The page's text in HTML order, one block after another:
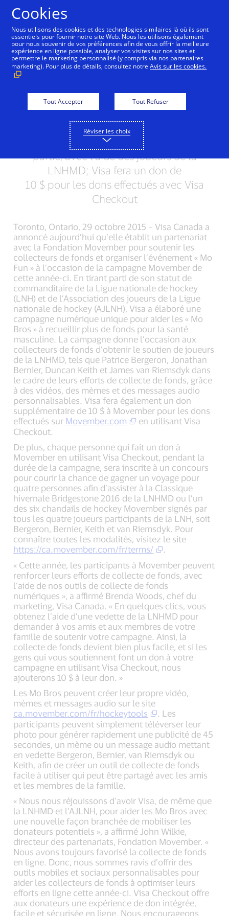
Visa et Movember ont
organisé la campagne de
Mo Fun »
Grâce à la campagne numérique, les
collecteurs de fonds peuvent être de la
partie, avec l’aide des joueurs de la
LNHMD; Visa fera un don de
10 $ pour les dons effectués avec Visa
Checkout
Toronto, Ontario, 29 octobre 2015 – Visa Canada a
annoncé aujourd’hui qu’elle établit un partenariat
avec la Fondation Movember pour soutenir les
collecteurs de fonds et organiser l’événement « Mo
Fun » à l’occasion de la campagne Movember de
cette année-ci. En tirant parti de son statut de
commanditaire de la Ligue nationale de hockey
(LNH) et de l’Association des joueurs de la Ligue
nationale de hockey (AJLNH), Visa a élaboré une
campagne numérique unique pour aider les « Mo
Bros » à recueillir plus de fonds pour la santé
masculine. La campagne donne l’occasion aux
collecteurs de fonds d’obtenir le soutien de joueurs
de la LNHMD, tels que Patrice Bergeron, Jonathan
Bernier, Duncan Keith et James van Riemsdyk dans
le cadre de leurs efforts de collecte de fonds, grâce
à des vidéos, des mèmes et des messages audio
personnalisables. Visa fera également un don
supplémentaire de 10 $ à Movember pour les dons
effectués sur Movember.com
en utilisant Visa
Checkout.
De plus, chaque personne qui fait un don à
Movember en utilisant Visa Checkout, pendant la
durée de la campagne, sera inscrite à un concours
pour courir la chance de gagner un voyage pour
quatre personnes afin d’assister à la Classique
hivernale Bridgestone 2016 de la LNHMD ou l’un
des six chandails de hockey Movember signés par
tous les quatre joueurs participants de la LNH, soit
Bergeron, Bernier, Keith et van Riemsdyk. Pour
connaître toutes les modalités, visitez le site
https://ca.movember.com/fr/terms/
.
« Cette année, les participants à Movember peuvent
renforcer leurs efforts de collecte de fonds, avec
l’aide de nos outils de collecte de fonds
numériques », a affirmé Brenda Woods, chef du
marketing, Visa Canada. « En quelques clics, vous
obtenez l’aide d’une vedette de la LNHMD pour
demander à vos amis et aux membres de votre
famille de soutenir votre campagne. Ainsi, la
collecte de fonds devient bien plus facile, et si les
gens qui vous soutiennent font un don à votre
campagne en utilisant Visa Checkout, nous
ajouterons 10 $ à leur don. »
Les Mo Bros peuvent créer leur propre vidéo,
mèmes et messages audio sur le site
ca.movember.com/fr/hockeytools
. Les
participants peuvent simplement téléverser leur
photo pour générer rapidement une publicité de 45
secondes, un mème ou un message audio mettant
en vedette Bergeron, Bernier, van Riemsdyk ou
Keith, afin de créer un outil de collecte de fonds
facile à utiliser qui peut être partagé avec les amis
et les membres de la famille.
« Nous nous réjouissons d’avoir Visa, de même que
la LNHMD et l’AJLNH, pour aider les Mo Bros avec
une nouvelle façon branchée de mobiliser les
donateurs potentiels », a affirmé John Wilkie,
directeur des partenariats, Fondation Movember. «
Nous avons toujours favorisé la collecte de fonds
en ligne. Donc, nous sommes ravis d’offrir des
outils mobiles et sociaux personnalisables pour
aider les collecteurs de fonds à optimiser leurs
efforts en ligne cette année-ci. Visa Checkout offre
aux donateurs une expérience de don intégrée,
facile et sécurisée en ligne. Nous encourageons
Cookies
Nous utilisons des cookies et des technologies similaires là où ils sont
essentiels pour fournir notre site Web. Nous les utilisons également
pour nous souvenir de vos préférences afin de vous offrir la meilleure
expérience en ligne possible, analyser vos visites sur nos sites et
permettre le marketing personnalisé (y compris via nos partenaires
marketing). Pour plus de détails, consultez notreAvis sur les cookies.
Tout Accepter Tout Refuser
Réviser les choix